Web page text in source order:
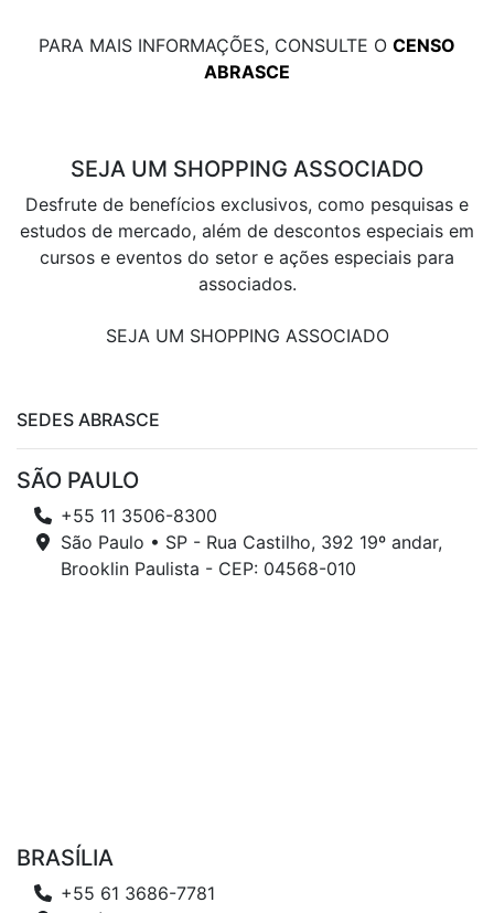
PARA MAIS INFORMAÇÕES, CONSULTE O CENSO
ABRASCE
SEJA UM SHOPPING ASSOCIADO
Desfrute de benefícios exclusivos, como pesquisas e
estudos de mercado, além de descontos especiais em
cursos e eventos do setor e ações especiais para
associados.
SEJA UM SHOPPING ASSOCIADO
SEDES ABRASCE
SÃO PAULO
+55 11 3506-8300
São Paulo • SP - Rua Castilho, 392 19º andar,
Brooklin Paulista - CEP: 04568-010
BRASÍLIA
+55 61 3686-7781